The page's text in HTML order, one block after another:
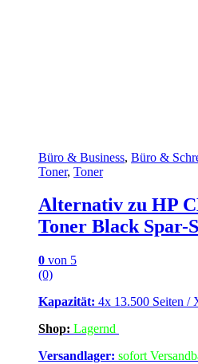
Büro & Business, Büro &
Toner, Toner
Alternativ zu HP
Toner Black Spar-
0 von 5
(0)
Kapazität: 4x 13.500 Seiten /
Shop: Lagernd
Versandlager: sofort